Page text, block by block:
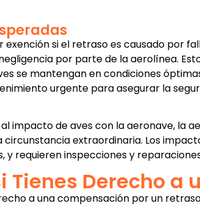
exención si el retraso es causado por
por parte de la aerolínea.
se mantengan en condiciones
urgente para asegurar la
impacto de aves con la aeronave, la
extraordinaria. Los
requieren inspecciones y
Tienes Derecho a
a una compensación por un